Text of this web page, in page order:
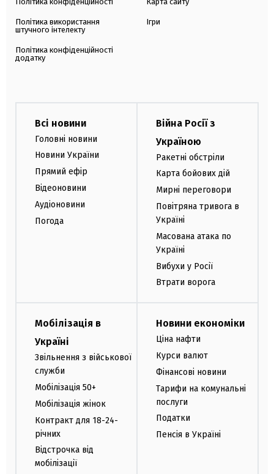
Політика використання
штучного інтелекту
Політика конфіденційності
додатку
Ігри
Всі новини
Головні новини
Новини України
Прямий ефір
Відеоновини
Аудіоновини
Погода
Війна Росії з
Україною
Ракетні обстріли
Карта бойових дій
Мирні переговори
Повітряна тривога в
Україні
Масована атака по
Україні
Вибухи у Росії
Втрати ворога
Мобілізація в
Україні
Звільнення з військової
служби
Мобілізація 50+
Мобілізація жінок
Контракт для 18-24-
річних
Відстрочка від
мобілізації
Новини економіки
Ціна нафти
Курси валют
Фінансові новини
Тарифи на комунальні
послуги
Податки
Пенсія в Україні